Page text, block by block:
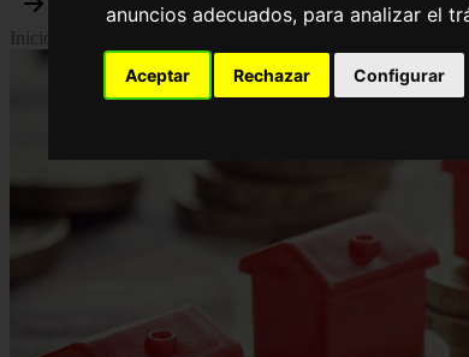
anuncios adecuados, para analizar el
Aceptar Rechazar Configurar
Inicio